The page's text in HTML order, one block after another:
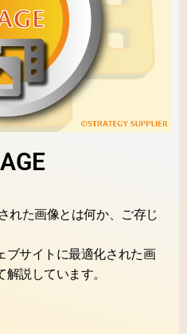
れた画像とは何か、ご存じ
ブサイトに最適化された画
説しています。